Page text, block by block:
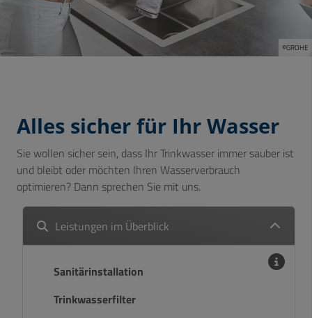
©GROHE
Alles sicher für Ihr Wasser
Sie wollen sicher sein, dass Ihr Trinkwasser immer sauber ist
und bleibt oder möchten Ihren Wasserverbrauch
optimieren? Dann sprechen Sie mit uns.
Leistungen im Überblick
Sanitärinstallation
Trinkwasserfilter